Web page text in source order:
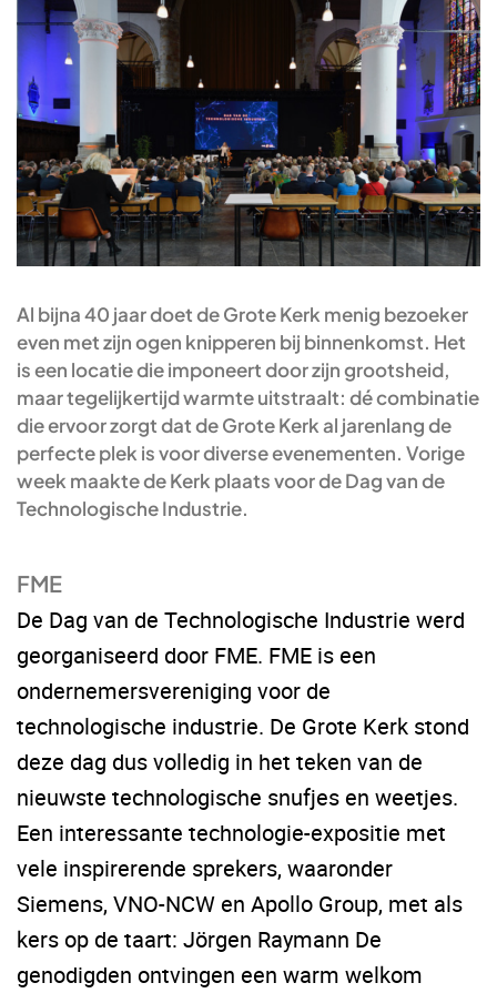
Al bijna 40 jaar doet de Grote Kerk menig bezoeker
even met zijn ogen knipperen bij binnenkomst. Het
is een locatie die imponeert door zijn grootsheid,
maar tegelijkertijd warmte uitstraalt: dé combinatie
die ervoor zorgt dat de Grote Kerk al jarenlang de
perfecte plek is voor diverse evenementen. Vorige
week maakte de Kerk plaats voor de Dag van de
Technologische Industrie.
FME
De Dag van de Technologische Industrie werd
georganiseerd door FME. FME is een
ondernemersvereniging voor de
technologische industrie. De Grote Kerk stond
deze dag dus volledig in het teken van de
nieuwste technologische snufjes en weetjes.
Een interessante technologie-expositie met
vele inspirerende sprekers, waaronder
Siemens, VNO-NCW en Apollo Group, met als
kers op de taart: Jörgen Raymann De
genodigden ontvingen een warm welkom